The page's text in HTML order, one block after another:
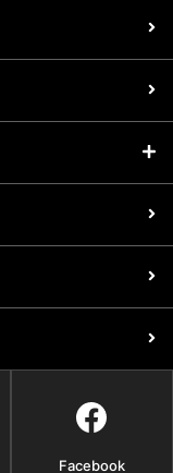
Facebook